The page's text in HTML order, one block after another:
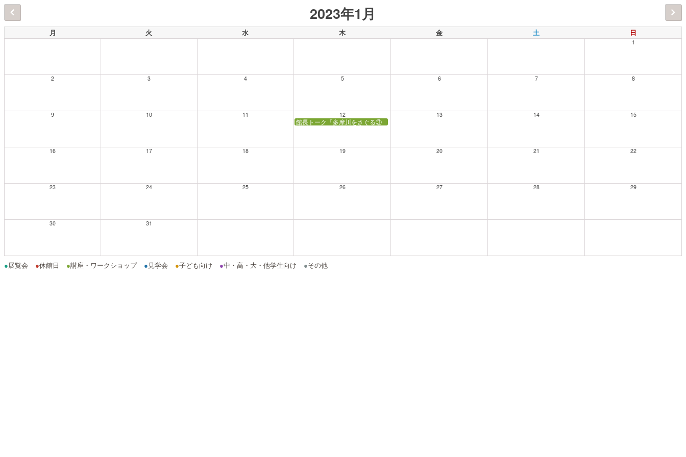
2023年1月
月 火 水 木 金 土 日
1
2 3 4 5 6 7 8
9 10 11 12
館長トーク「多摩川をさぐる③ 多摩川下流域の利水」
13 14 15
16 17 18 19 20 21 22
23 24 25 26 27 28 29
30 31
●展覧会 ●休館日 ●講座・ワークショップ ● 見学会 ●子ども向け ●中・高・大・他学生向け ●その他